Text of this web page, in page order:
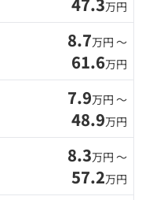
万円
8.7万円 〜
61.6万円
7.9万円 〜
48.9万円
8.3万円 〜
57.2万円